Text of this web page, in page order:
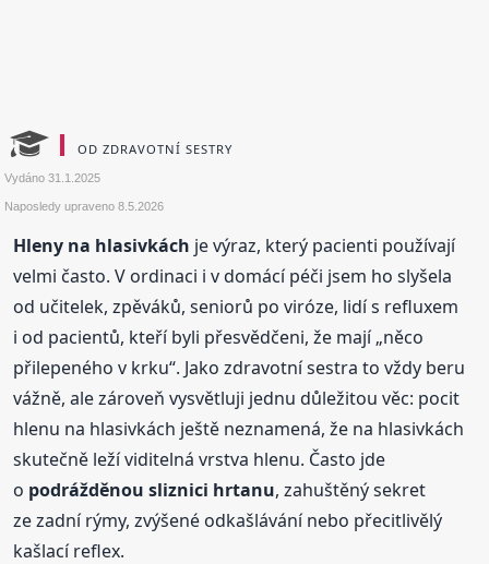
OD ZDRAVOTNÍ SESTRY
Vydáno31.1.2025
Naposledy upraveno8.5.2026
Hleny na hlasivkách je výraz, který pacienti používají
velmi často. V ordinaci i v domácí péči jsem ho slyšela
od učitelek, zpěváků, seniorů po viróze, lidí s refluxem
i od pacientů, kteří byli přesvědčeni, že mají „něco
přilepeného v krku“. Jako zdravotní sestra to vždy beru
vážně, ale zároveň vysvětluji jednu důležitou věc: pocit
hlenu na hlasivkách ještě neznamená, že na hlasivkách
skutečně leží viditelná vrstva hlenu. Často jde
o podrážděnou sliznici hrtanu, zahuštěný sekret
ze zadní rýmy, zvýšené odkašlávání nebo přecitlivělý
kašlací reflex.